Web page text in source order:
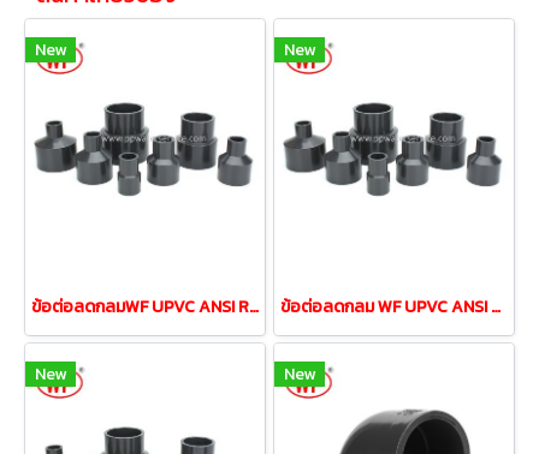
New
ข้อต่อลดกลมWF UPVC ANSI Reducing Coupling 1-1/4"ลด3/4"
New
ข้อต่อลดกลม WF UPVC ANSI Reducing Coupling 3/4"ลด1/2"
New New